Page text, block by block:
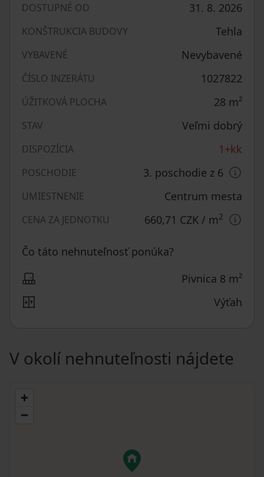
DOSTUPNÉ OD 31. 8. 2026
KONŠTRUKCIA BUDOVY Tehla
VYBAVENÉ Nevybavené
ČÍSLO INZERÁTU 1027822
ÚŽITKOVÁ PLOCHA 28 m²
STAV Veľmi dobrý
DISPOZÍCIA 1+kk
POSCHODIE 3. poschodie z 6
UMIESTNENIE Centrum mesta
CENA ZA JEDNOTKU 660,71 CZK / m2
Čo táto nehnuteľnosť ponúka?
Pivnica 8 m²
Výťah
V okolí nehnuteľnosti nájdete